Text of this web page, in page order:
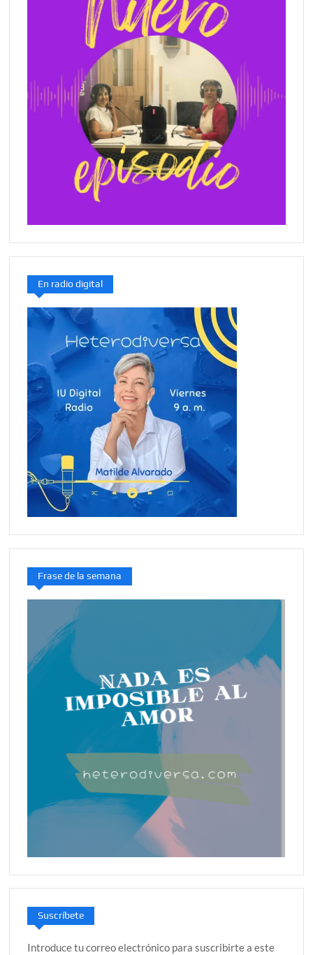
En radio digital
Frase de la semana
Suscríbete
Introduce tu correo electrónico para suscribirte a este